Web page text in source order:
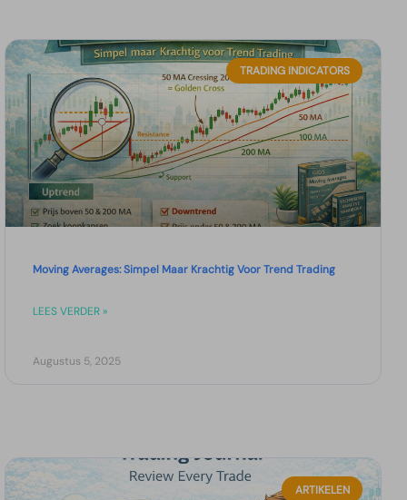
TRADING INDICATORS
Moving Averages: Simpel Maar Krachtig Voor Trend Trading
LEES VERDER »
Augustus 5, 2025
ARTIKELEN